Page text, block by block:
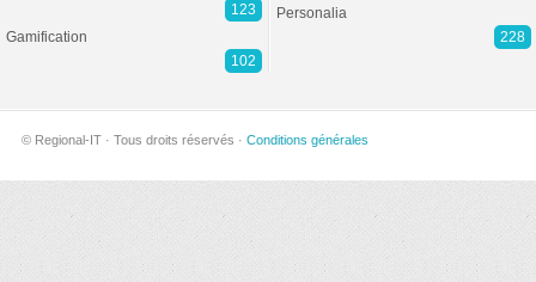
123
Gamification
102
Personalia
228
© Regional-IT · Tous droits réservés · Conditions générales